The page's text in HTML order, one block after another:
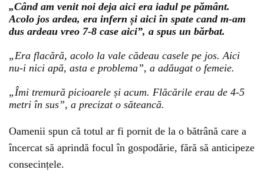
„Când am venit noi deja aici era iadul pe pământ.
Acolo jos ardea, era infern și aici în spate cand m-am
dus ardeau vreo 7-8 case aici”, a spus un bărbat.
„Era flacără, acolo la vale cădeau casele pe jos. Aici
nu-i nici apă, asta e problema”, a adăugat o femeie.
„Îmi tremură picioarele și acum. Flăcările erau de 4-5
metri în sus”, a precizat o săteancă.
Oamenii spun că totul ar fi pornit de la o bătrână care a
încercat să aprindă focul în gospodărie, fără să anticipeze
consecințele.